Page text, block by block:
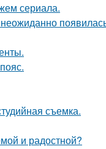
сериала.
съемка.
и радостной?